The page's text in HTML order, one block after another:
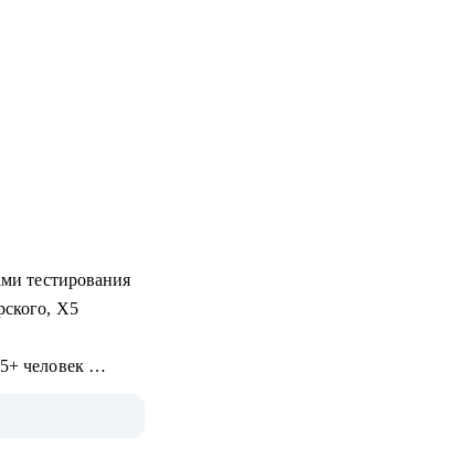
тестирования
X5
человек